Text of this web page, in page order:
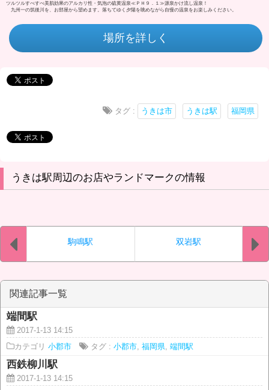
ツルツルすべすべ美肌効果のアルカリ性・気泡の硫黄温泉≪ＰＨ９．１≫源泉かけ流し温泉！
九州一の筑後川を、お部屋から望めます。落ちてゆく夕陽を眺めながら自慢の温泉をお楽しみください。
場所を詳しく
タグ : うきは市 うきは駅 福岡県
うきは駅周辺のお店やランドマークの情報
駒鳴駅 双岩駅
関連記事一覧
端間駅
2017-1-13 14:15
カテゴリ 小郡市 タグ : 小郡市, 福岡県, 端間駅
西鉄柳川駅
2017-1-13 14:15